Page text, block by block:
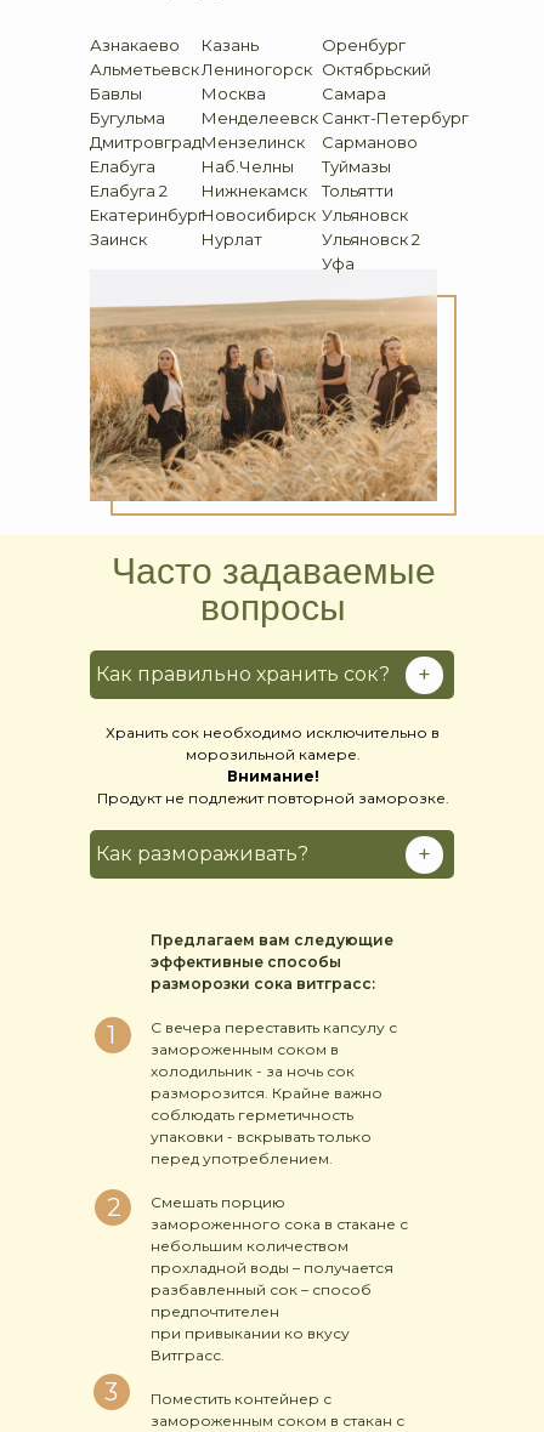
Азнакаево
Альметьевск
Бавлы
Бугульма
Дмитровград
Елабуга
Елабуга 2
Екатеринбург
Заинск
Казань
Лениногорск
Москва
Менделеевск
Мензелинск
Наб.Челны
Нижнекамск
Новосибирск
Нурлат
Оренбург
Октябрьский
Самара
Санкт-Петербург
Сарманово
Туймазы
Тольятти
Ульяновск
Ульяновск2
Уфа
Часто задаваемые
вопросы
+
Как правильно хранить сок?
Хранить сок необходимо исключительно в
морозильной камере.
Внимание!
Продукт не подлежит повторной заморозке.
+
Как размораживать?
1
2
3
Предлагаем вам следующие
эффективные способы
разморозки сока витграсс:
С вечера переставить капсулу с
замороженным соком в
холодильник - за ночь сок
разморозится. Крайне важно
соблюдать герметичность
упаковки - вскрывать только
перед употреблением.
Смешать порцию
замороженного сока в стакане с
небольшим количеством
прохладной воды – получается
разбавленный сок – способ
предпочтителен
при привыкании ко вкусу
Витграсс.
Поместить контейнер с
замороженным соком в стакан с